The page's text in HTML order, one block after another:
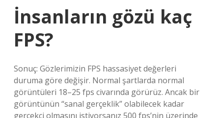
İnsanların gözü kaç
FPS?
Sonuç: Gözlerimizin FPS hassasiyet değerleri
duruma göre değişir. Normal şartlarda normal
görüntüleri 18–25 fps civarında görürüz. Ancak bir
görüntünün “sanal gerçeklik” olabilecek kadar
gerçekçi olmasını istiyorsanız 500 fps’nin üzerinde